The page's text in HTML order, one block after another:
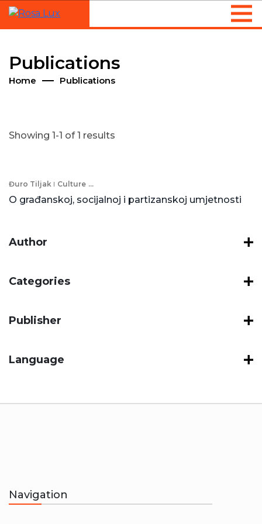
Publications
Home Publications
Author
Categories
Publisher
Language
Showing 1-1 of 1 results
Đuro Tiljak Culture ...
O građanskoj, socijalnoj i partizanskoj umjetnosti
Navigation